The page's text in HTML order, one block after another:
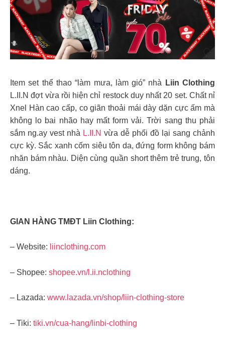
Item set thể thao “làm mưa, làm gió” nhà
Liin Clothing
L.II.N đợt vừa rồi hiện chỉ restock duy nhất 20 set. Chất nỉ
Xnel Hàn cao cấp, co giãn thoải mái dày dặn cực ấm mà
không lo bai nhão hay mất form vải. Trời sang thu phải
sắm ng.ay vest nhà L.II.N vừa dễ phối đồ lại sang chảnh
cực kỳ. Sắc xanh cốm siêu tôn da, đứng form không bám
nhăn bám nhàu. Diện cùng quần short thêm trẻ trung, tôn
dáng.
GIAN HÀNG TMĐT Liin Clothing:
– Website: liinclothing.com
– Shopee: shopee.vn/l.ii.nclothing
– Lazada: www.lazada.vn/shop/liin-clothing-store
– Tiki: tiki.vn/cua-hang/linbi-clothing